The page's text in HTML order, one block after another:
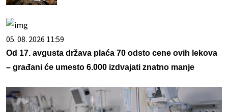
05. 08. 2026 11:59
Od 17. avgusta država plaća 70 odsto cene ovih lekova
– građani će umesto 6.000 izdvajati znatno manje